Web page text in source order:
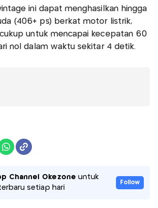
ini dapat menghasilkan hingga
(406+ ps) berkat motor listrik,
untuk mencapai kecepatan 60
nol dalam waktu sekitar 4 detik.
Channel Okezone untuk
setiap hari
Follow